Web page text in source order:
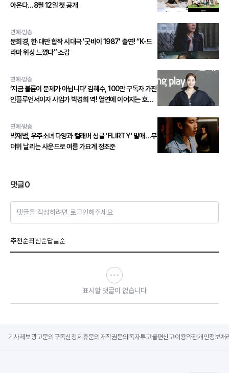
아온다…8월 12일 첫 공개
연예·방송
문희경, 한·대만 합작 시대극 '굿바이 1987' 출연! “K-드
라마 위상 느꼈다” 소감
연예·방송
‘지금 불륜이 문제가 아닙니다’ 김혜수, 100만 구독자 가진
인플루언서이자 사업가 박경희 역! 열연에 이어지는 호평
연예·방송
박재범, 우주소녀 다영과 컬래버 싱글 'FLIRTY' 발매…무
더위 날리는 사운드로 여름 가요계 정조준
댓글0
댓글을 작성하려면 로그인해주세요
추천순최신순답글순
표시할 댓글이 없습니다
기사제보광고문의 구독신청제휴문의 저작권문의 독자투고불편신고이용약관개인정보처